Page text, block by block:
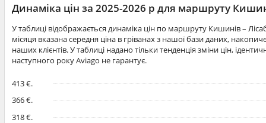
Динаміка цін за 2025-2026 р для маршруту
У таблиці відображається динаміка цін по маршруту Кишинів –
місяця вказана середня ціна в гріванах з нашої бази даних,
наших клієнтів. У таблиці надано тільки тенденція зміни цін,
наступного року Aviago не гарантує.
413 €.
366 €.
318 €.